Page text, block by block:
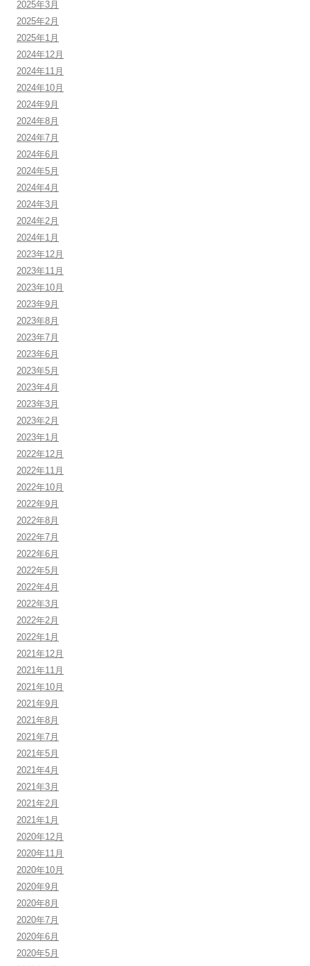
2025年3月
2025年2月
2025年1月
2024年12月
2024年11月
2024年10月
2024年9月
2024年8月
2024年7月
2024年6月
2024年5月
2024年4月
2024年3月
2024年2月
2024年1月
2023年12月
2023年11月
2023年10月
2023年9月
2023年8月
2023年7月
2023年6月
2023年5月
2023年4月
2023年3月
2023年2月
2023年1月
2022年12月
2022年11月
2022年10月
2022年9月
2022年8月
2022年7月
2022年6月
2022年5月
2022年4月
2022年3月
2022年2月
2022年1月
2021年12月
2021年11月
2021年10月
2021年9月
2021年8月
2021年7月
2021年5月
2021年4月
2021年3月
2021年2月
2021年1月
2020年12月
2020年11月
2020年10月
2020年9月
2020年8月
2020年7月
2020年6月
2020年5月